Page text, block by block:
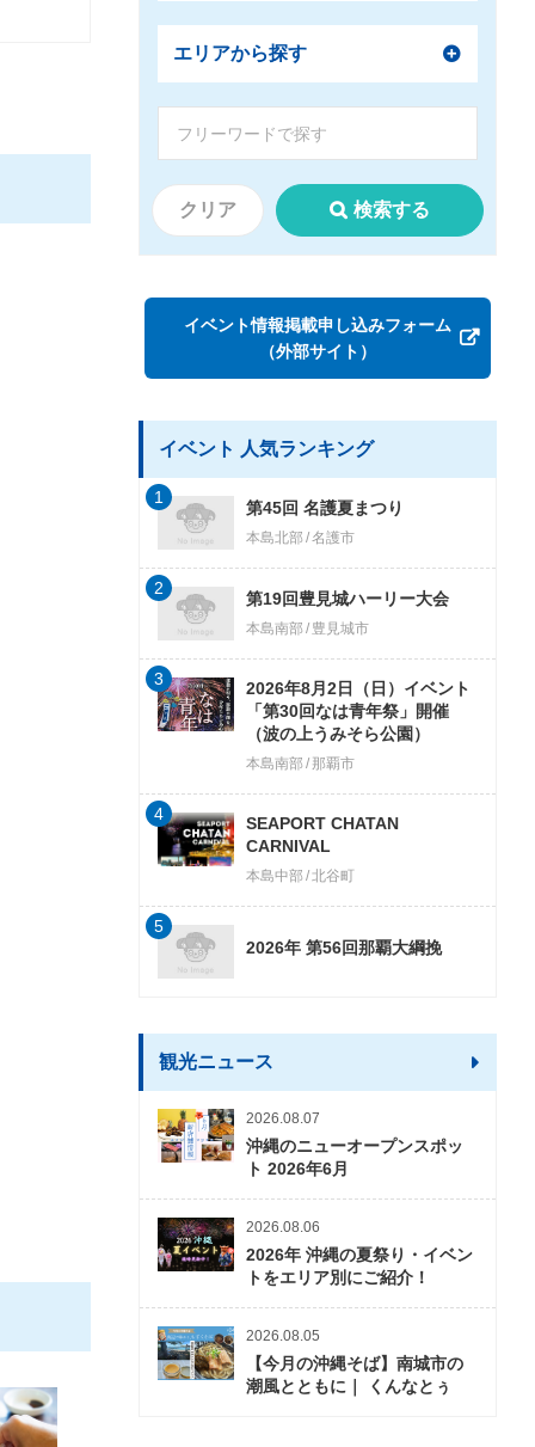
エリアから探す
クリア 検索する
イベント情報掲載申し込みフォーム
（外部サイト）
イベント 人気ランキング
第45回 名護夏まつり
本島北部 名護市
1
第19回豊見城ハーリー大会
本島南部 豊見城市
2
2026年8月2日（日）イベント
「第30回なは青年祭」開催
（波の上うみそら公園）
本島南部 那覇市
3
SEAPORT CHATAN
CARNIVAL
本島中部 北谷町
4
2026年 第56回那覇大綱挽
5
観光ニュース
2026.08.07
沖縄のニューオープンスポッ
ト 2026年6月
2026.08.06
2026年 沖縄の夏祭り・イベン
トをエリア別にご紹介！
2026.08.05
【今月の沖縄そば】南城市の
潮風とともに｜ くんなとぅ